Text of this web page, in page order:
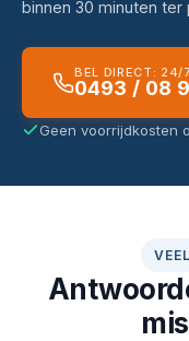
binnen 30 minuten ter
BEL DIRECT: 24/7
0493 / 08
Geen voorrijdkosten